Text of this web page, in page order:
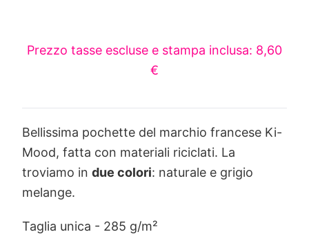
Prezzo tasse escluse e stampa inclusa: 8,60
€
Bellissima pochette del marchio francese Ki-
Mood, fatta con materiali riciclati. La
troviamo in due colori: naturale e grigio
melange.
Taglia unica - 285 g/m²